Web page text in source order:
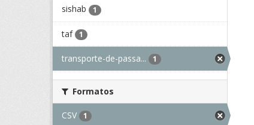
sishab 1
taf 1
transporte-de-passa... 1
Formatos
CSV 1